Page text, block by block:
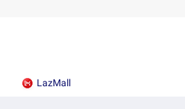
LazMall